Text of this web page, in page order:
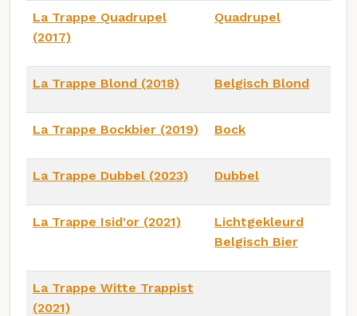
La Trappe Quadrupel
(2017)
Quadrupel
La Trappe Blond (2018) Belgisch Blond
La Trappe Bockbier (2019) Bock
La Trappe Dubbel (2023) Dubbel
La Trappe Isid'or (2021)
Lichtgekleurd
Belgisch Bier
La Trappe Witte Trappist
(2021)